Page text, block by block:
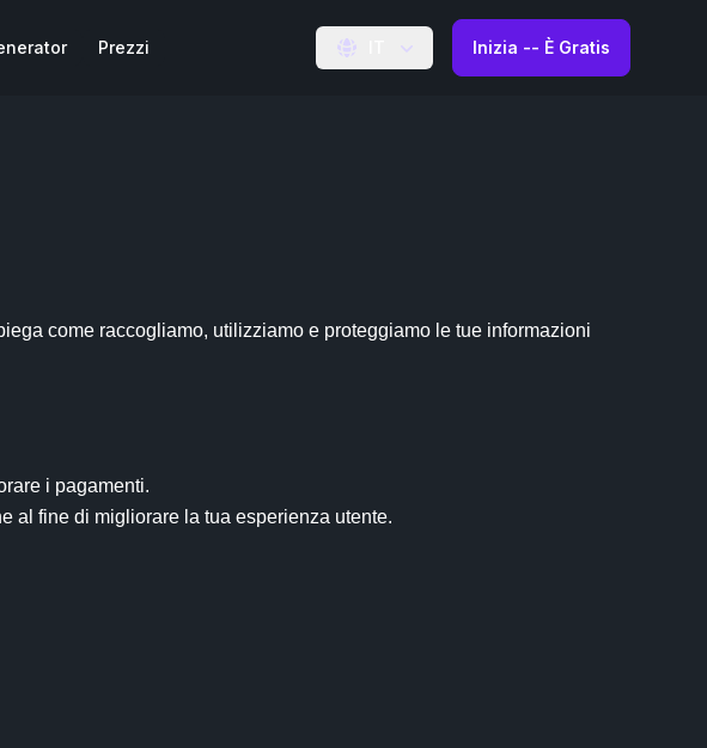
Prezzi Inizia -- È Gratis
come raccogliamo, utilizziamo e proteggiamo le tue informazioni